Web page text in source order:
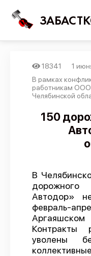
18341
1
В рамках
работникам
Челябинской
150
В
Автодор»
февраль-
Контракты
уволены